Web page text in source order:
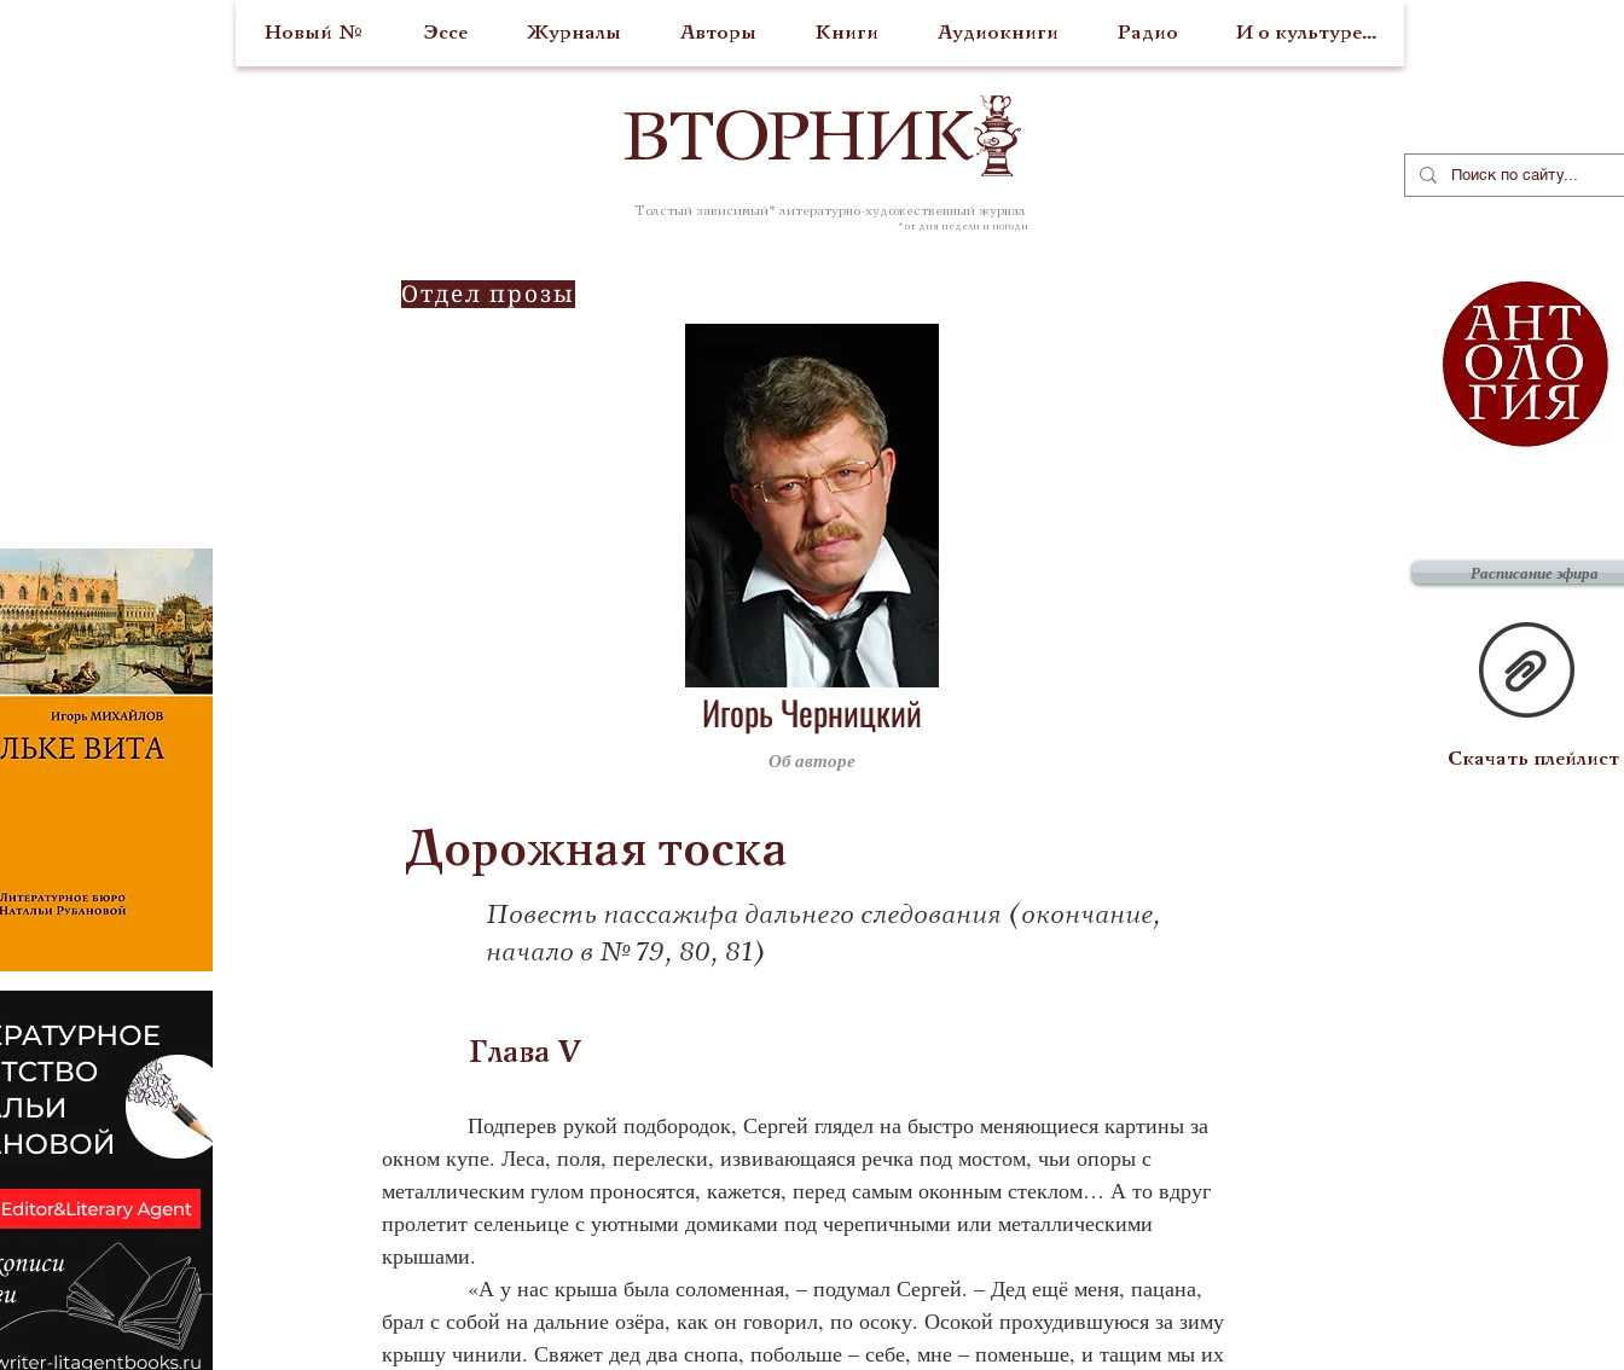
Новый № Эссе Журналы Авторы Книги Аудиокниги Радио И о культуре...
ВТОРНИК
Толстый зависимый* литературно-художественный журнал
* от дня недели и погоды
Отдел прозы
Игорь Черницкий
Об авторе
Дорожная тоска
Повесть пассажира дальнего следования (окончание,
начало в № 79, 80, 81)
Глава V
Подперев рукой подбородок, Сергей глядел на быстро меняющиеся картины за
окном купе. Леса, поля, перелески, извивающаяся речка под мостом, чьи опоры с
металлическим гулом проносятся, кажется, перед самым оконным стеклом… А то вдруг
пролетит селеньице с уютными домиками под черепичными или металлическими
крышами.
«А у нас крыша была соломенная, – подумал Сергей. – Дед ещё меня, пацана,
брал с собой на дальние озёра, как он говорил, по осоку. Осокой прохудившуюся за зиму
крышу чинили. Свяжет дед два снопа, побольше – себе, мне – поменьше, и тащим мы их
Расписание эфира
Скачать плейлист